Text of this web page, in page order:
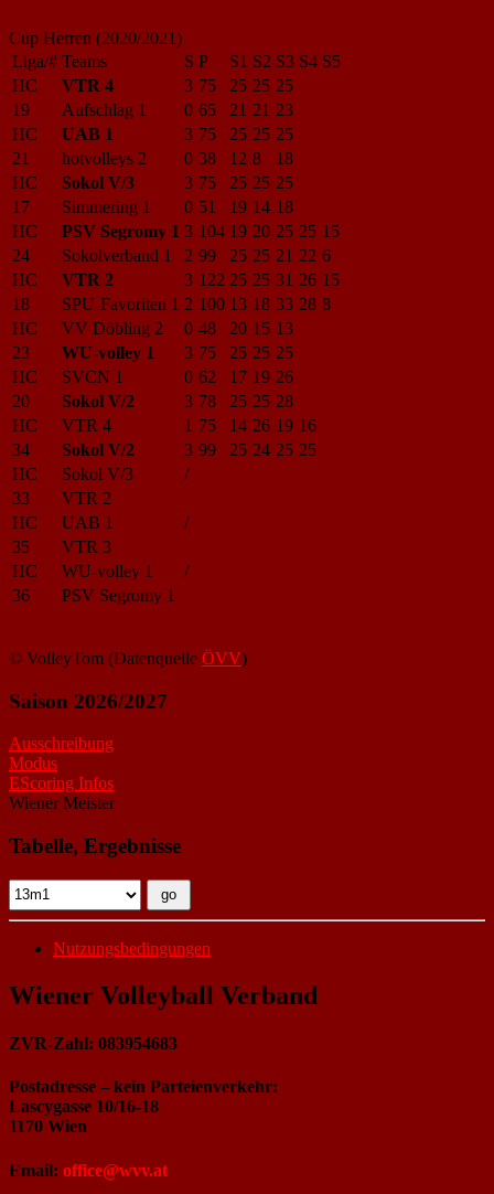
Cup Herren (2020/2021)
Liga/# Teams S P S1 S2 S3 S4 S5
HC
VTR 4 3 75 25 25 25
19
Aufschlag 1 0 65 21 21 23
HC
UAB 1 3 75 25 25 25
21
hotvolleys 2 0 38 12 8
18
HC
Sokol V/3 3 75 25 25 25
17
Simmering 1 0 51 19 14 18
HC
PSV Segromy 1 3 104 19 20 25 25 15
24
Sokolverband 1 2 99 25 25 21 22 6
HC
VTR 2 3 122 25 25 31 26 15
18
SPU-Favoriten 1 2 100 13 18 33 28 8
HC
VV Döbling 2 0 48 20 15 13
23
WU-volley 1 3 75 25 25 25
HC
SVCN 1 0 62 17 19 26
20
Sokol V/2 3 78 25 25 28
HC
VTR 4 1 75 14 26 19 16
34
Sokol V/2 3 99 25 24 25 25
HC
Sokol V/3
/
33
VTR 2
HC
UAB 1
/
35
VTR 3
HC
WU-volley 1
/
36
PSV Segromy 1
© VolleyTom (Datenquelle ÖVV)
Saison 2026/2027
Ausschreibung
Modus
EScoring Infos
Wiener Meister
Tabelle, Ergebnisse
Nutzungsbedingungen
Wiener Volleyball Verband
ZVR-Zahl: 083954683
Postadresse – kein Parteienverkehr:
Lascygasse 10/16-18
1170 Wien
Email: office@wvv.at